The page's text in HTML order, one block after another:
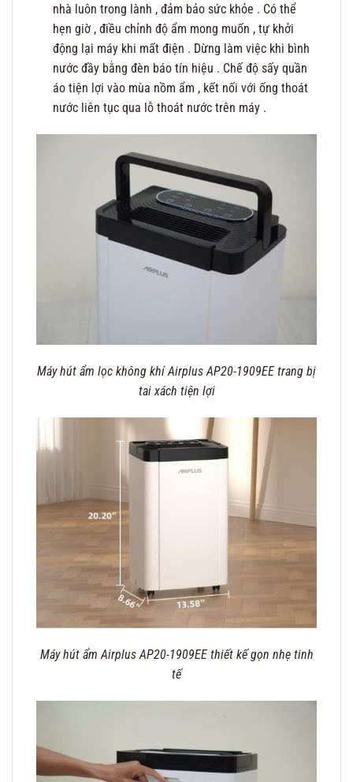
nhà luôn trong lành , đảm bảo sức khỏe . Có thể
hẹn giờ , điều chỉnh độ ẩm mong muốn , tự khởi
động lại máy khi mất điện . Dừng làm việc khi bình
nước đầy bằng đèn báo tín hiệu . Chế độ sấy quần
áo tiện lợi vào mùa nồm ẩm , kết nối với ống thoát
nước liên tục qua lỗ thoát nước trên máy .
Máy hút ẩm lọc không khí Airplus AP20-1909EE trang bị
tai xách tiện lợi
Máy hút ẩm Airplus AP20-1909EE thiết kế gọn nhẹ tinh
tế